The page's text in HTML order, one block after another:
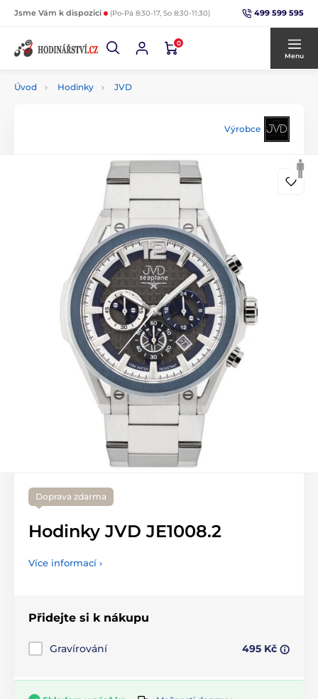
Jsme Vám k dispozici (Po-Pá 8:30-17, So 8:30-11:30) 499 599 595
0
Menu
Úvod Hodinky JVD
Výrobce
Doprava zdarma
Hodinky JVD JE1008.2
Více informací ›
Přidejte si k nákupu
Gravírování 495 Kč